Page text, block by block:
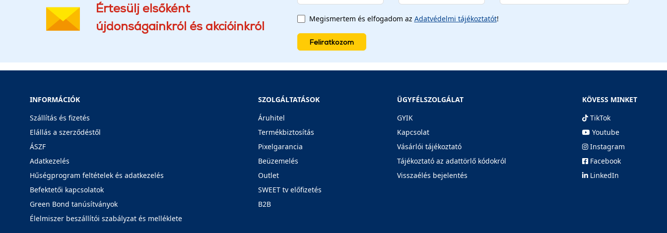
Értesülj elsőként
újdonságainkról és akcióinkról
Megismertem és elfogadom az Adatvédelmi tájékoztatót!
Feliratkozom
INFORMÁCIÓK
Szállítás és fizetés
Elállás a szerződéstől
ÁSZF
Adatkezelés
Hűségprogram feltételek és adatkezelés
Befektetői kapcsolatok
Green Bond tanúsítványok
Élelmiszer beszállítói szabályzat és melléklete
SZOLGÁLTATÁSOK
Áruhitel
Termékbiztosítás
Pixelgarancia
Beüzemelés
Outlet
SWEET tv előfizetés
B2B
ÜGYFÉLSZOLGÁLAT
GYIK
Kapcsolat
Vásárlói tájékoztató
Tájékoztató az adattörlő kódokról
Visszaélés bejelentés
KÖVESS MINKET
TikTok
Youtube
Instagram
Facebook
LinkedIn